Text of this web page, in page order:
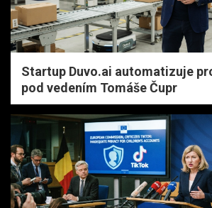
Startup Duvo.ai automatizuje
pod vedením Tomáše Čupr